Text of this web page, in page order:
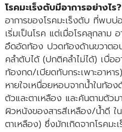
โรคมะเร็งตับมีอาการอย่างไร?
อาการของโรคมะเร็งตับ ที่พบบ่
เริ่มเป็นโรค แต่เมื่อโรคลุกลา
อึดอัดท้อง ปวดท้องด้านขวาต
คลำตับได้ (ปกติคลำไม่ได้) เบื่ออ
ท้องกด/เบียดทับกระเพาะอาห
หายใจเหนื่อยหอบจากน้ำในท้
ตัวและตาเหลือง และคันตามตัวม
ผิวหนังของสารสีเหลือง/น้ำดี ใ
ตาเหลือง) ซึ่งมักเกิดจากโรคมะ